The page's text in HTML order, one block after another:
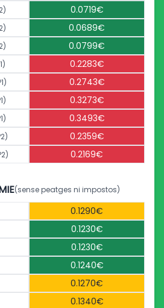
0.0719€
0.0689€
0.0799€
0.2283€
0.2743€
0.3273€
0.3493€
0.2359€
0.2169€
(sense peatges ni impostos)
0.1290€
0.1230€
0.1230€
0.1240€
0.1270€
0.1340€